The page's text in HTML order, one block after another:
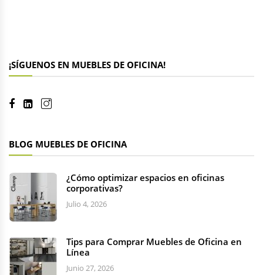
¡SÍGUENOS EN MUEBLES DE OFICINA!
BLOG MUEBLES DE OFICINA
¿Cómo optimizar espacios en oficinas
corporativas?
Julio 4, 2026
Tips para Comprar Muebles de Oficina en
Línea
Junio 27, 2026